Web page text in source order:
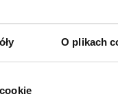
O plikach